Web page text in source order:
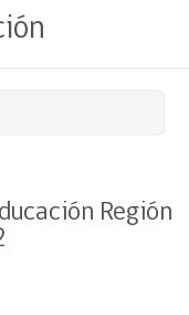
Región